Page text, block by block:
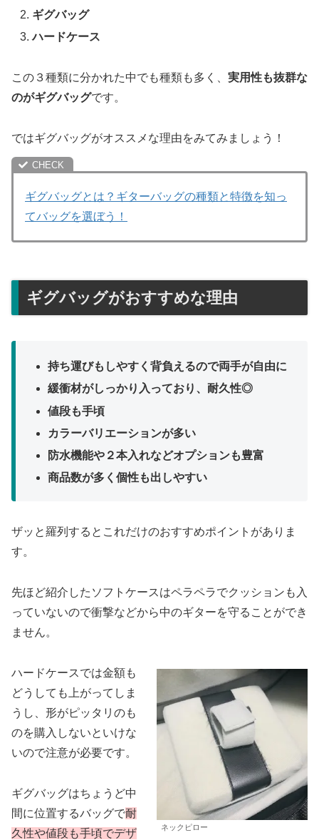
ギグバッグ
ハードケース
この３種類に分かれた中でも種類も多く、 実用性も抜群な
のがギグバッグです。
ではギグバッグがオススメな理由をみてみましょう！
ギグバッグとは？ギターバッグの種類と特徴を知っ
てバッグを選ぼう！
ギグバッグがおすすめな理由
持ち運びもしやすく背負えるので両手が自由に
緩衝材がしっかり入っており、耐久性◎
値段も手頃
カラーバリエーションが多い
防水機能や２本入れなどオプションも豊富
商品数が多く個性も出しやすい
ザッと羅列するとこれだけのおすすめポイントがありま
す。
先ほど紹介したソフトケースはペラペラでクッションも入
っていないので衝撃などから中のギターを守ることができ
ません。
ネックピロー
ハードケースでは金額も
どうしても上がってしま
うし、形がピッタリのも
のを購入しないといけな
いので注意が必要です。
ギグバッグはちょうど中
間に位置するバッグで耐
久性や値段も手頃でデザ